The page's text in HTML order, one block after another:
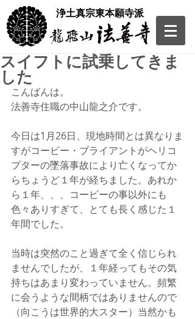
​浄土真宗東本願寺派
スイフトに試乗してきま
した
こんばんは。
法善寺住職の中山龍之介です。
今日は1月26日、現地時間とは異なりま
すがコービー・ブライアントがヘリコ
プターの墜落事故により亡くなってか
らちょうど１年が経ちました。あれか
ら１年、、、コービーの事以外にも
色々ありすぎて、とても長く感じた１
年間でした。
当時は突然のこと過ぎて全く信じられ
ませんでしたが、１年経ってもその気
持ちはあまり変わっていません。頻繁
に会うような間柄ではありませんので
（向こうは世界的大スター）当然かも